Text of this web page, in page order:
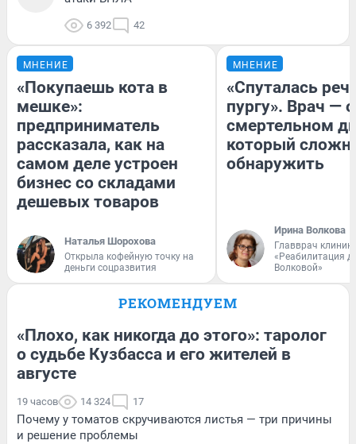
6 392 42
МНЕНИЕ
«Покупаешь кота в
мешке»:
предприниматель
рассказала, как на
самом деле устроен
бизнес со складами
дешевых товаров
Наталья Шорохова
Открыла кофейную точку на
деньги соцразвития
МНЕНИЕ
«Спуталась
пургу». Врач — о
смертельном
который
обнаружить
Ирина Волкова
Главврач
«Реабилитация
Волковой»
РЕКОМЕНДУЕМ
«Плохо, как никогда до этого»: таролог
о судьбе Кузбасса и его жителей в
августе
19 часов 14 324 17
Почему у томатов скручиваются листья — три причины
и решение проблемы